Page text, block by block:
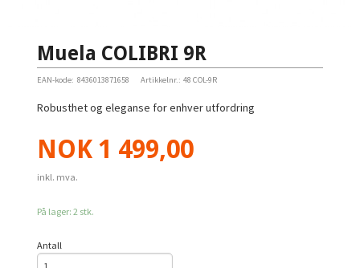
Muela COLIBRI 9R
EAN-kode: 8436013871658 Artikkelnr.: 48 COL-9R
Robusthet og eleganse for enhver utfordring
Pris
NOK 1 499,00
inkl. mva.
På lager: 2 stk.
Antall